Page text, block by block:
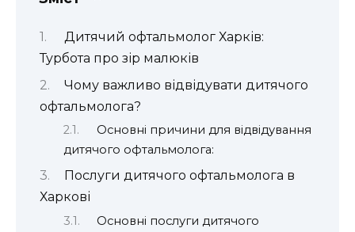
Дитячий офтальмолог Харків:
Турбота про зір малюків
Чому важливо відвідувати дитячого
офтальмолога?
Основні причини для відвідування
дитячого офтальмолога:
Послуги дитячого офтальмолога в
Харкові
Основні послуги дитячого